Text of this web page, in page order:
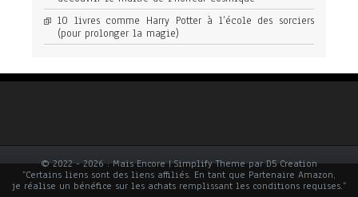
10 livres comme Harry Potter à l’école des sorciers
(pour prolonger la magie)
© 2022 - 2026 : Mais Encore | Simplify Theme par D5 Creation
“Certains liens sont des liens affiliés. En tant que Partenaire Amazon,
je réalise un bénéfice sur les achats remplissant les conditions requises.”